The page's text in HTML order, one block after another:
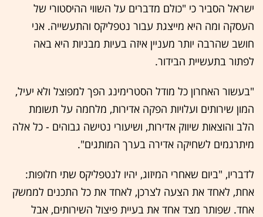
ישראל הסביר כי "כולם מדברים על השווי ההיסטורי של
העסקה ומה היא מייצגת עבור נטפליקס והתעשייה. אני
חושב שהרבה יותר מעניין איזה בעיות מבניות היא באה
לפתור בתעשיית הבידור.
"בעשור האחרון כל מודל הסטרימינג הפך למפוצל ולא יעיל,
המון שירותים ועלויות הפקה אדירות, מלחמה על תשומת
הלב והוצאות שיווק אדירות, ושיעורי נטישה גבוהים - כל אלה
מיתרגמים לשחיקה אדירה בערך המותגים".
לדבריו, "ביום שאחרי המיזוג, יהיו לנטפליקס שתי חלופות:
אחת, לאחד את הצעה לצרכן, לאחד את כל התכנים לממשק
אחד. שפותר מצד אחד את בעיית פיצול השירותים, אבל